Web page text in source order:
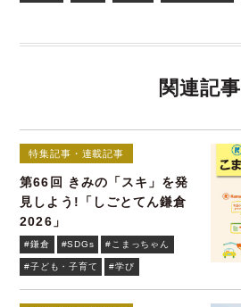
関連記事
特集記事・連載記事
第66回 きみの「スキ」を発
見しよう!「しごとてん鎌倉
2026」
#鎌倉 #SDGs #こまっちゃん
#子ども・子育て #学び